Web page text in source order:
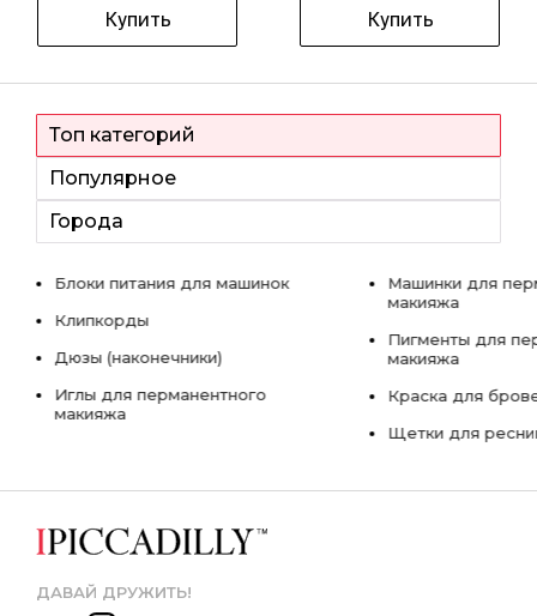
Купить Купить
Топ категорий
Популярное
Города
Блоки питания для машинок
Клипкорды
Дюзы (наконечники)
Иглы для перманентного
макияжа
Машинки для
макияжа
Пигменты для
макияжа
Краска для
Щетки для
ДАВАЙ ДРУЖИТЬ!